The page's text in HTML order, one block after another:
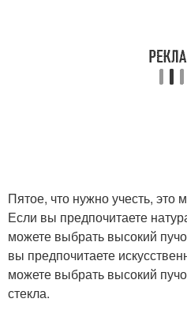
Пятое, что нужно учесть, это
Если вы предпочитаете
можете выбрать высокий
вы предпочитаете
можете выбрать высокий
стекла.